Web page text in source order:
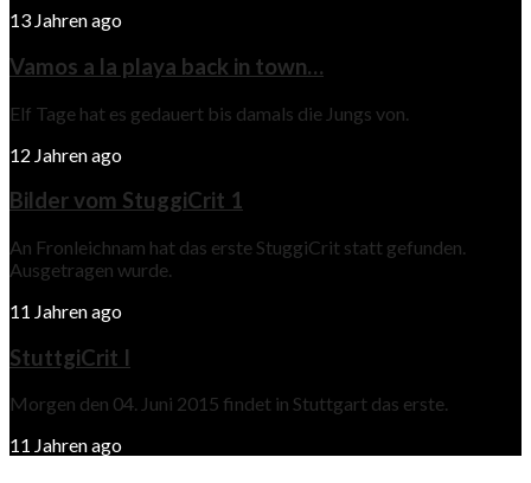
13 Jahren ago
Vamos a la playa back in town…
Elf Tage hat es gedauert bis damals die Jungs von.
12 Jahren ago
Bilder vom StuggiCrit 1
An Fronleichnam hat das erste StuggiCrit statt gefunden.
Ausgetragen wurde.
11 Jahren ago
StuttgiCrit I
Morgen den 04. Juni 2015 findet in Stuttgart das erste.
11 Jahren ago